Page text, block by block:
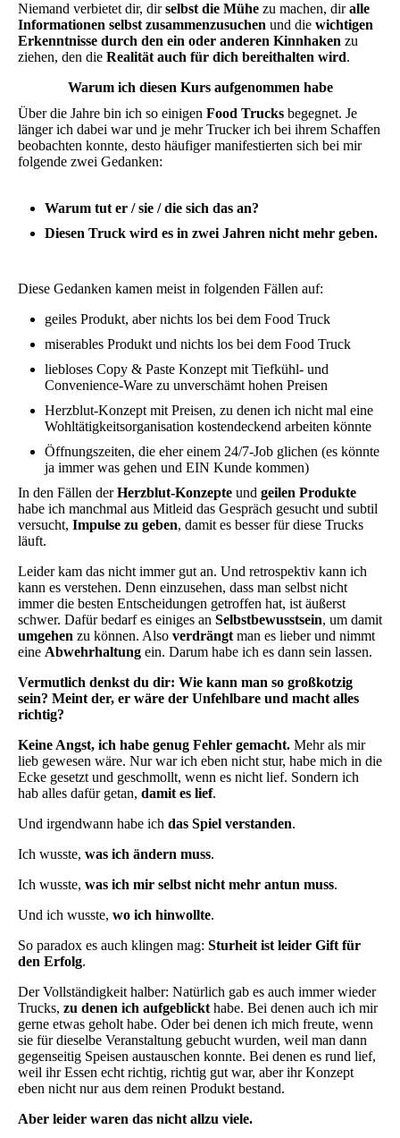
Niemand verbietet dir, dirselbst die Mühe zu machen, diralle
Informationen selbst zusammenzusuchen und die wichtigen
Erkenntnisse durch den ein oder anderen Kinnhaken zu
ziehen, den die Realität auch für dich bereithalten wird.
Warum ich diesen Kurs aufgenommen habe
Über die Jahre bin ich so einigen Food Trucks begegnet. Je
länger ich dabei war und je mehr Trucker ich bei ihrem Schaffen
beobachten konnte, desto häufiger manifestierten sich bei mir
folgende zwei Gedanken:
Warum tut er / sie / die sich das an?
Diesen Truck wird es in zwei Jahren nicht mehr geben.
Diese Gedanken kamen meist in folgenden Fällen auf:
geiles Produkt, aber nichts los bei dem Food Truck
miserables Produkt und nichts los bei dem Food Truck
liebloses Copy & Paste Konzept mit Tiefkühl- und
Convenience-Ware zu unverschämt hohen Preisen
Herzblut-Konzept mit Preisen, zu denen ich nicht mal eine
Wohltätigkeitsorganisation kostendeckend arbeiten könnte
Öffnungszeiten, die eher einem 24/7-Job glichen (es könnte
ja immer was gehen und EIN Kunde kommen)
In den Fällen derHerzblut-Konzepte und geilen Produkte
habe ich manchmal aus Mitleid das Gespräch gesucht und subtil
versucht, Impulse zu geben, damit es besser für diese Trucks
läuft.
Leider kam das nicht immer gut an. Und retrospektiv kann ich
kann es verstehen. Denn einzusehen, dass man selbst nicht
immer die besten Entscheidungen getroffen hat, ist äußerst
schwer. Dafür bedarf es einiges an Selbstbewusstsein, um damit
umgehen zu können. Also verdrängtman es lieber und nimmt
eine Abwehrhaltung ein. Darum habe ich es dann sein lassen.
Vermutlich denkst du dir: Wie kann man so großkotzig
sein? Meint der, er wäre der Unfehlbare und macht alles
richtig?
Keine Angst, ich habe genug Fehler gemacht. Mehr als mir
lieb gewesen wäre. Nur war ich eben nicht stur, habe mich in die
Ecke gesetzt und geschmollt, wenn es nicht lief. Sondern ich
hab alles dafür getan, damit es lief.
Und irgendwann habe ich das Spiel verstanden.
Ich wusste, was ich ändern muss.
Ich wusste, was ich mir selbst nicht mehr antun muss.
Und ich wusste, wo ich hinwollte.
So paradox es auch klingen mag: Sturheit ist leider Gift für
den Erfolg.
Der Vollständigkeit halber: Natürlich gab es auch immer wieder
Trucks, zu denen ich aufgeblickthabe. Bei denen auch ich mir
gerne etwas geholt habe. Oder bei denen ich mich freute, wenn
sie für dieselbe Veranstaltung gebucht wurden, weil man dann
gegenseitig Speisen austauschen konnte. Bei denen es rund lief,
weil ihr Essen echt richtig, richtig gut war, aber ihr Konzept
eben nicht nur aus dem reinen Produkt bestand.
Aber leider waren das nicht allzu viele.